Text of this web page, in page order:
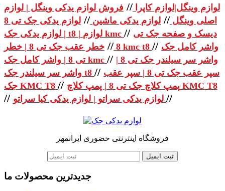
لوازم وینگل|لوازم کاپرا // فروش لوازم یدکی وینگل | لوازم
اصلی وینگل // لوازم یدکی ماشین //
لوازم یدکی جک تی 8
| لوازم یدکی جک t8 | لوازم kmc // دیسک و صفحه جک تی
8
// خطر عقب جک تی 8 | خطر kmc t8 // واشر کامل جک
تی 8 | واشر کامل جک kmc // واشر سر سیلندر جک تی 8 |
واشر سر سیلندر جک t8 // سپر عقب جک تی 8 | سپر عقب
جک KMC T8 // پمپ کلاچ جک تی 8 | پمپ کلاچ KMC T8
// //
فروشگاه اینترنتی حضوری ایرانمهر
ثبت ایمیل
جدیدترین محصولات ما